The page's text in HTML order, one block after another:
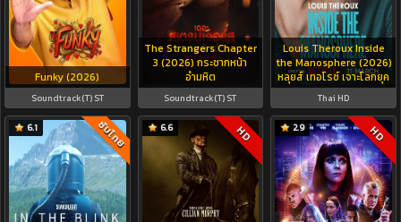
Funky (2026)
Soundtrack(T) ST
The Strangers Chapter
3 (2026) กระชากหน้า
อำมหิต
Soundtrack(T) ST
Louis Theroux Inside
the Manosphere (2026)
หลุยส์ เทอโรซ์ เจาะโลกยุค
Thai HD
6.1 ซับไทย 6.6 HD 2.9 HD